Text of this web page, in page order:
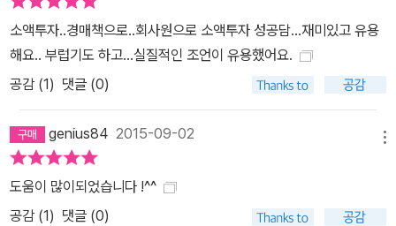
향을 제시해주었다. 너바나 님의 글을 읽고 나도 언젠가 너바나 님처
럼 행복한 직장인이 될 수 있다는 희망을 가지게 되었다.” _미스터K
“전업투자자가 아닌 직장인으로서, 실패하지 않는 부동산 투자 방법
을 제시하는 글을 읽고 마음이 움직였다. 투자에 임하기 전 오랜 기간
동안 공부하고 준비해서 목표하는 바를 이루어간 너바나 님의 투자
경험담이 직장인인 내게 나도 할 수 있다는 희망을 주었다. 또 ‘빨리
가려면 혼자 가고 멀리 가려면 함께 가라’는 말을 강조하시는 너바나
님의 이야기에 깊이 공감한다.” _렘군 “개인적으로도 알고 있는 너바
나 님은 ‘남을 돕는 것은 더 많이 얻을 수 있고, 더 많이 배우게 되는
소액투자..경매책으로..회사원으로 소액투자 성공담...재미있고 유용
해요.. 부럽기도 하고...실질적인 조언이 유용했어요.
공감 (1) 댓글 (0)
genius84 2015-09-02
도움이 많이되었습니다 !^^
공감 (1) 댓글 (0)